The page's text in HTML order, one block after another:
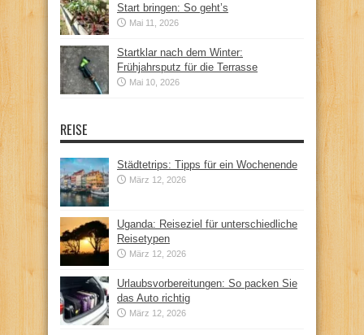
Start bringen: So geht’s
Mai 11, 2026
Startklar nach dem Winter:
Frühjahrsputz für die Terrasse
Mai 10, 2026
REISE
Städtetrips: Tipps für ein Wochenende
März 12, 2026
Uganda: Reiseziel für unterschiedliche
Reisetypen
März 12, 2026
Urlaubsvorbereitungen: So packen Sie
das Auto richtig
März 12, 2026